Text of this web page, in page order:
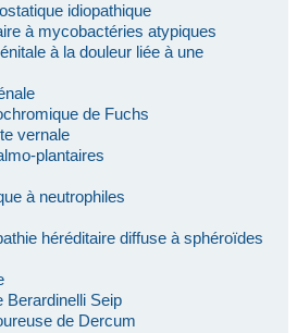
idiopathique
à mycobactéries atypiques
à la douleur liée à une
de Fuchs
vernale
plantaires
à neutrophiles
héréditaire diffuse à sphéroïdes
Berardinelli Seip
de Dercum